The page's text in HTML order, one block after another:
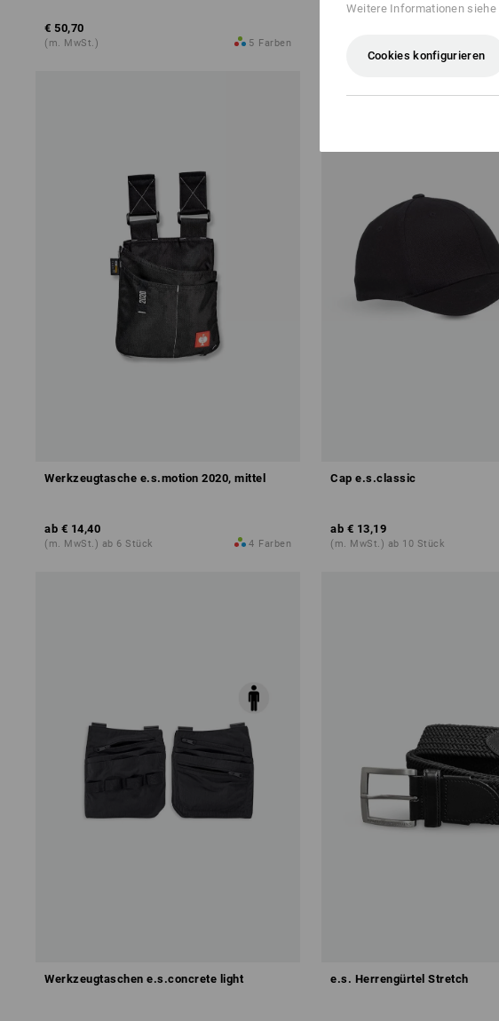
€ 50,70
(m. MwSt.) 5 Farben
Werkzeugtasche e.s.motion 2020, mittel
ab € 14,40
(m. MwSt.) ab 6 Stück 4 Farben
Cap e.s.classic
ab € 13,19
(m. MwSt.) ab 10 Stück
Werkzeugtaschen e.s.concrete light e.s. Herrengürtel Stretch
Weitere Informationen siehe
Cookies konfigurieren